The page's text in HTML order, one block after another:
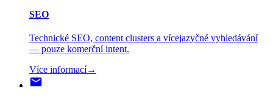
SEO
Technické SEO, content clusters a vícejazyčné vyhledávání
— pouze komerční intent.
Více informací→